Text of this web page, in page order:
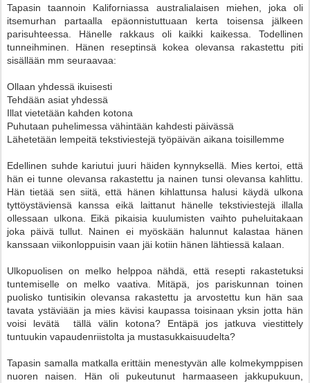
Tapasin taannoin Kaliforniassa australialaisen miehen, joka oli
itsemurhan partaalla epäonnistuttuaan kerta toisensa jälkeen
parisuhteessa. Hänelle rakkaus oli kaikki kaikessa. Todellinen
tunneihminen. Hänen reseptinsä kokea olevansa rakastettu piti
sisällään mm seuraavaa:
Ollaan yhdessä ikuisesti
Tehdään asiat yhdessä
Illat vietetään kahden kotona
Puhutaan puhelimessa vähintään kahdesti päivässä
Lähetetään lempeitä tekstiviestejä työpäivän aikana toisillemme
Edellinen suhde kariutui juuri häiden kynnyksellä. Mies kertoi, että
hän ei tunne olevansa rakastettu ja nainen tunsi olevansa kahlittu.
Hän tietää sen siitä, että hänen kihlattunsa halusi käydä ulkona
tyttöystäviensä kanssa eikä laittanut hänelle tekstiviestejä illalla
ollessaan ulkona. Eikä pikaisia kuulumisten vaihto puheluitakaan
joka päivä tullut. Nainen ei myöskään halunnut kalastaa hänen
kanssaan viikonloppuisin vaan jäi kotiin hänen lähtiessä kalaan.
Ulkopuolisen on melko helppoa nähdä, että resepti rakastetuksi
tuntemiselle on melko vaativa. Mitäpä, jos pariskunnan toinen
puolisko tuntisikin olevansa rakastettu ja arvostettu kun hän saa
tavata ystäviään ja mies kävisi kaupassa toisinaan yksin jotta hän
voisi levätä tällä välin kotona? Entäpä jos jatkuva viestittely
tuntuukin vapaudenriistolta ja mustasukkaisuudelta?
Tapasin samalla matkalla erittäin menestyvän alle kolmekymppisen
nuoren naisen. Hän oli pukeutunut harmaaseen jakkupukuun,